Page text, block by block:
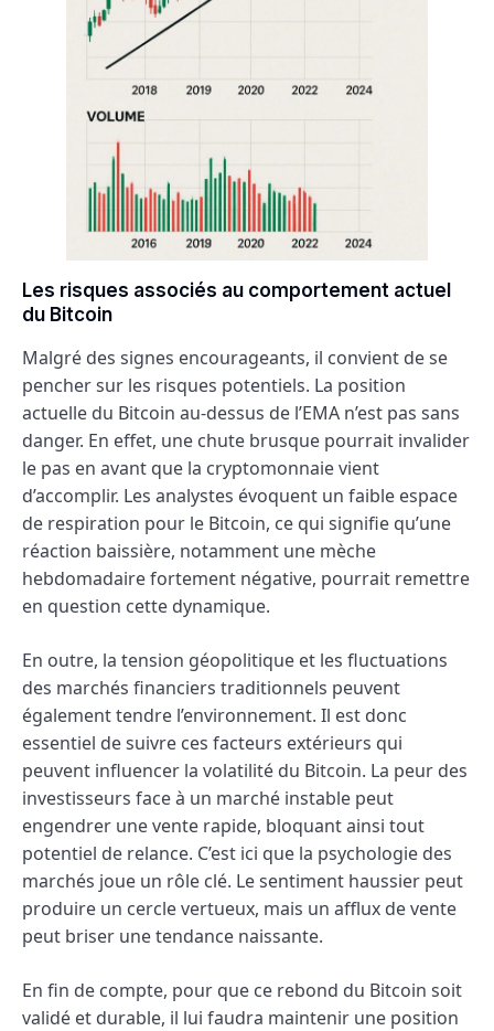
Les risques associés au comportement actuel
du Bitcoin
Malgré des signes encourageants, il convient de se
pencher sur les risques potentiels. La position
actuelle du Bitcoin au-dessus de l’EMA n’est pas sans
danger. En effet, une chute brusque pourrait invalider
le pas en avant que la cryptomonnaie vient
d’accomplir. Les analystes évoquent un faible espace
de respiration pour le Bitcoin, ce qui signifie qu’une
réaction baissière, notamment une mèche
hebdomadaire fortement négative, pourrait remettre
en question cette dynamique.
En outre, la tension géopolitique et les fluctuations
des marchés financiers traditionnels peuvent
également tendre l’environnement. Il est donc
essentiel de suivre ces facteurs extérieurs qui
peuvent influencer la volatilité du Bitcoin. La peur des
investisseurs face à un marché instable peut
engendrer une vente rapide, bloquant ainsi tout
potentiel de relance. C’est ici que la psychologie des
marchés joue un rôle clé. Le sentiment haussier peut
produire un cercle vertueux, mais un afflux de vente
peut briser une tendance naissante.
En fin de compte, pour que ce rebond du Bitcoin soit
validé et durable, il lui faudra maintenir une position